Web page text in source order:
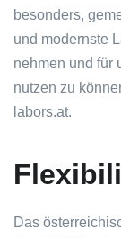
besonders,
und modernste
nehmen und für
nutzen zu
labors.at.
Das